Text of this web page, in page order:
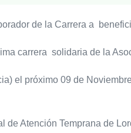
de la Carrera a
carrera solidaria de la
el próximo 09 de
de Atención Temprana de